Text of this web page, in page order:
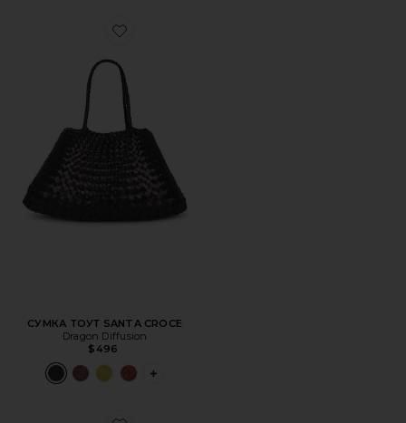
Favorite СУМКА ТОУТ SANTA CROCE
СУМКА ТОУТ SANTA CROCE
Dragon Diffusion
$496
PLUS ICON TO SEE MORE OPTIONS